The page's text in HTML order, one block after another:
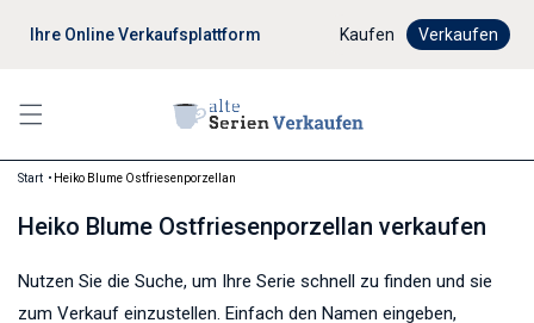
Ihre Online Verkaufsplattform Digitaler
Kaufen Verkaufen
Start Heiko Blume Ostfriesenporzellan
Heiko Blume Ostfriesenporzellan verkaufen
Nutzen Sie die Suche, um Ihre Serie schnell zu finden und sie
zum Verkauf einzustellen. Einfach den Namen eingeben,